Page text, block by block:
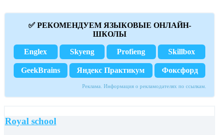
✅ РЕКОМЕНДУЕМ ЯЗЫКОВЫЕ ОНЛАЙН-
ШКОЛЫ
Englex Skyeng Profieng Skillbox
GeekBrains Яндекс Практикум Фоксфорд
Реклама. Информация о рекламодателях по ссылкам.
Royal school